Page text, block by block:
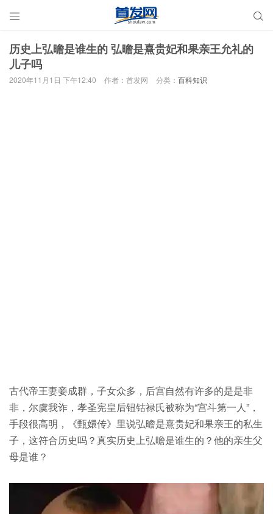
 
历史上弘曕是谁生的 弘曕是熹贵妃和果亲王允礼的
儿子吗
2020年11月1日 下午12:40 作者：首发网 分类： 百科知识
古代帝王妻妾成群，子女众多，后宫自然有许多的是是非
非，尔虞我诈，孝圣宪皇后钮钴禄氏被称为“宫斗第一人”，
手段很高明，《甄嬛传》里说弘曕是熹贵妃和果亲王的私生
子，这符合历史吗？真实历史上弘曕是谁生的？他的亲生父
母是谁？